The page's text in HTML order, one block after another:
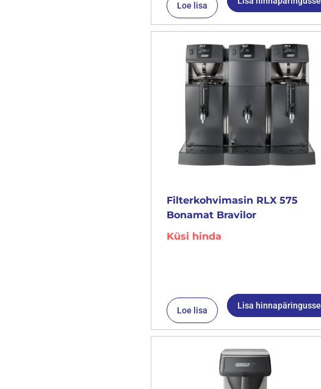
Loe lisa
Filterkohvimasin RLX 575
Bonamat Bravilor
Küsi hinda
Loe lisa Lisa hinnapäringusse